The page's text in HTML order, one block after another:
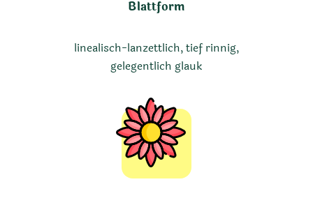
Blattform
linealisch-lanzettlich, tief rinnig,
gelegentlich glauk